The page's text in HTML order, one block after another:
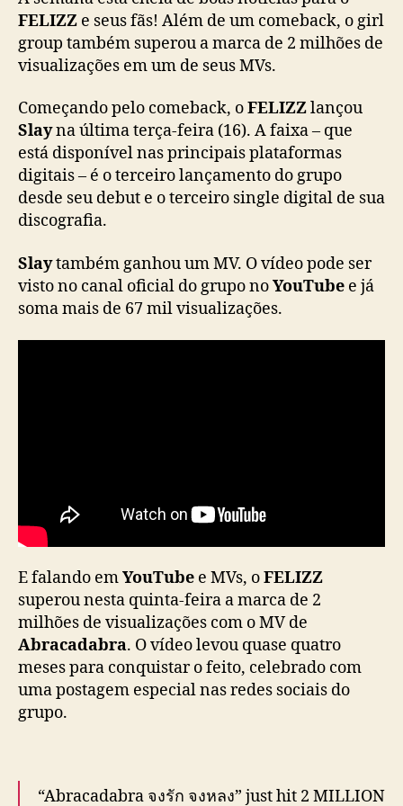
y
”
m
e
m
o
r
2
m
i
l
d
o
V
d
e
“
A
a
FELIZZ e seus fãs! Além de um comeback, o girl
group também superou a marca de 2 milhões de
visualizações em um de seus MVs.
Começando pelo comeback, oFELIZZlançou
Slayna última terça-feira (16). A faixa – que
está disponível nas principais plataformas
digitais – é o terceiro lançamento do grupo
desde seu debut e o terceiro single digital de sua
discografia.
Slaytambém ganhou um MV. O vídeo pode ser
visto no canal oficial do grupo noYouTube e já
soma mais de 67 mil visualizações.
E falando emYouTube e MVs, oFELIZZ
superou nesta quinta-feira a marca de 2
milhões de visualizações com o MV de
Abracadabra. O vídeo levou quase quatro
meses para conquistar o feito, celebrado com
uma postagem especial nas redes sociais do
grupo.
“Abracadabra จงรัก จงหลง” just hit 2 MILLION